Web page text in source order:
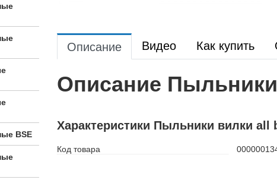
BSE
Описание Видео Как купить
Описание
Характеристики Пыльники вилки all
Код товара